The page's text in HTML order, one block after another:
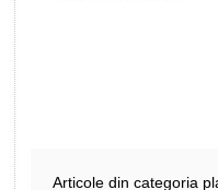
Articole din categoria